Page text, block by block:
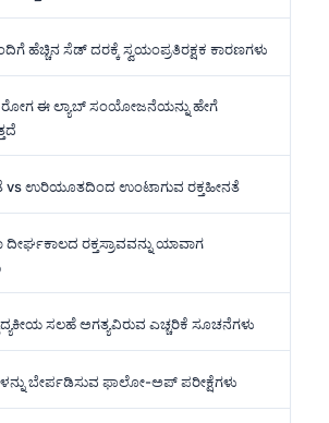
ಹೆಚ್ಚಿನ ಸೆಡ್ ದರಕ್ಕೆ ಸ್ವಯಂಪ್ರತಿರಕ್ಷಕ ಕಾರಣಗಳು
ಈ ಲ್ಯಾಬ್ ಸಂಯೋಜನೆಯನ್ನು ಹೇಗೆ
vs ಉರಿಯೂತದಿಂದ ಉಂಟಾಗುವ ರಕ್ತಹೀನತೆ
ದೀರ್ಘಕಾಲದ ರಕ್ತಸ್ರಾವವನ್ನು ಯಾವಾಗ
ಸಲಹೆ ಅಗತ್ಯವಿರುವ ಎಚ್ಚರಿಕೆ ಸೂಚನೆಗಳು
ಬೇರ್ಪಡಿಸುವ ಫಾಲೋ-ಅಪ್ ಪರೀಕ್ಷೆಗಳು